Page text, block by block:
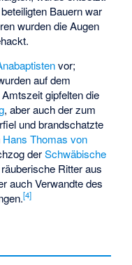
Bauern war
wurden die Augen
vor;
auf dem
gipfelten die
, aber auch der zum
und brandschatzte
Hans Thomas von
derSchwäbische
Ritter aus
auch Verwandte des
[4]